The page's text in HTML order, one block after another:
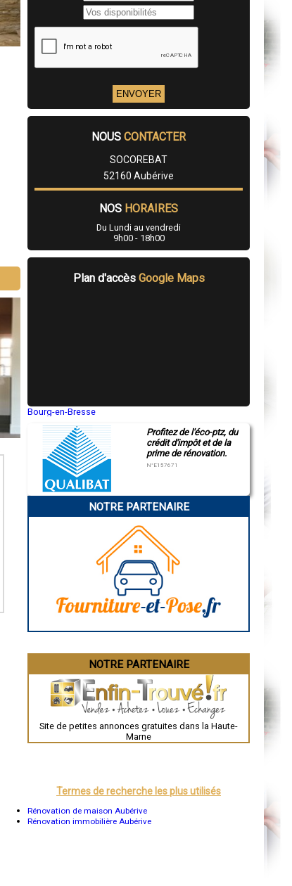
NOUS CONTACTER
SOCOREBAT
52160 Aubérive
NOS HORAIRES
Du Lundi au vendredi
9h00 - 18h00
Plan d'accès Google Maps
Bourg-en-Bresse
Montluçon
Manosque
Gap
Charleville-Mézières
Pamiers
Narbonne
Brive-la-Gaillarde
Guéret
Besançon
Évreux
Chartres
Nîmes
Auch
Grenoble
Mont-de-Marsan
Blois
Profitez de l'éco-ptz, du
crédit d'impôt et de la
prime de rénovation.
N°E157671
NOTRE PARTENAIRE
NOTRE PARTENAIRE
Site de petites annonces gratuites dans la Haute-
Marne
Termes de recherche les plus utilisés
Rénovation de maison Aubérive
Rénovation immobilière Aubérive